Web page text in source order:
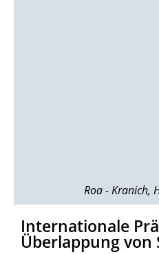
Roa - Kranich,
Internationale
Überlappung